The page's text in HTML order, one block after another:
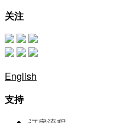
关注
English
支持